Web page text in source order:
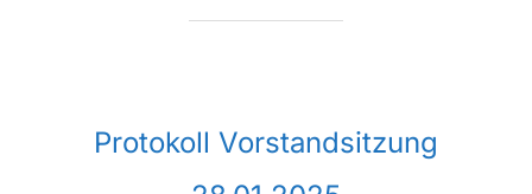
Protokoll Vorstandsitzung